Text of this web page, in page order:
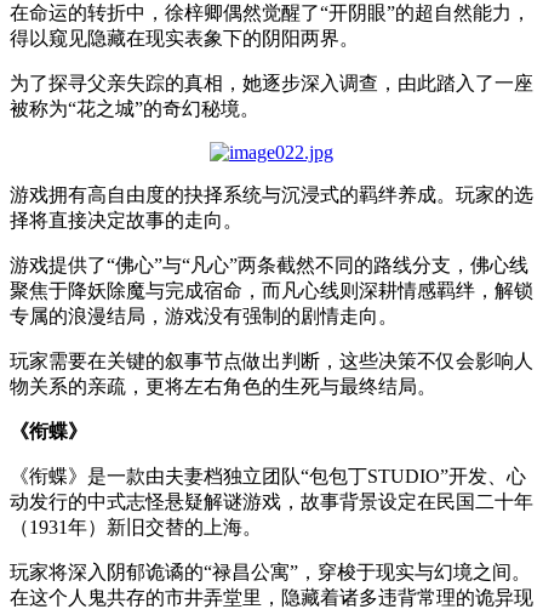
在命运的转折中，徐梓卿偶然觉醒了“开阴眼”的超自然能力，
得以窥见隐藏在现实表象下的阴阳两界。
为了探寻父亲失踪的真相，她逐步深入调查，由此踏入了一座
被称为“花之城”的奇幻秘境。
游戏拥有高自由度的抉择系统与沉浸式的羁绊养成。玩家的选
择将直接决定故事的走向。
游戏提供了“佛心”与“凡心”两条截然不同的路线分支，佛心线
聚焦于降妖除魔与完成宿命，而凡心线则深耕情感羁绊，解锁
专属的浪漫结局，游戏没有强制的剧情走向。
玩家需要在关键的叙事节点做出判断，这些决策不仅会影响人
物关系的亲疏，更将左右角色的生死与最终结局。
《衔蝶》
《衔蝶》是一款由夫妻档独立团队“包包丁STUDIO”开发、心
动发行的中式志怪悬疑解谜游戏，故事背景设定在民国二十年
（1931年）新旧交替的上海。
玩家将深入阴郁诡谲的“禄昌公寓”，穿梭于现实与幻境之间。
在这个人鬼共存的市井弄堂里，隐藏着诸多违背常理的诡异现